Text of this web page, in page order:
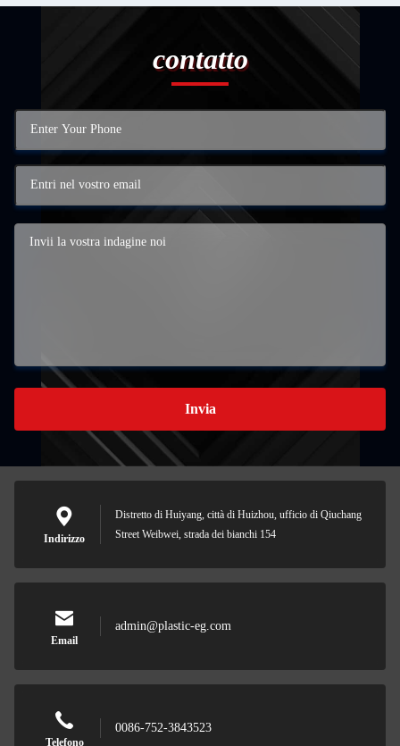
contatto
Invia
Indirizzo
Distretto di Huiyang, città di Huizhou, ufficio di Qiuchang
Street Weibwei, strada dei bianchi 154
Email
admin@plastic-eg.com
Telefono
0086-752-3843523